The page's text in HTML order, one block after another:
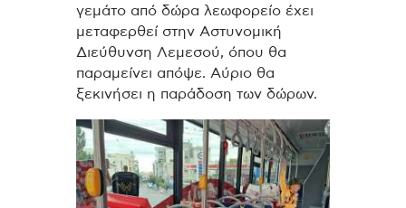
γεμάτο από δώρα λεωφορείο έχει
μεταφερθεί στην Αστυνομική
Διεύθυνση Λεμεσού, όπου θα
παραμείνει απόψε. Αύριο θα
ξεκινήσει η παράδοση των δώρων.